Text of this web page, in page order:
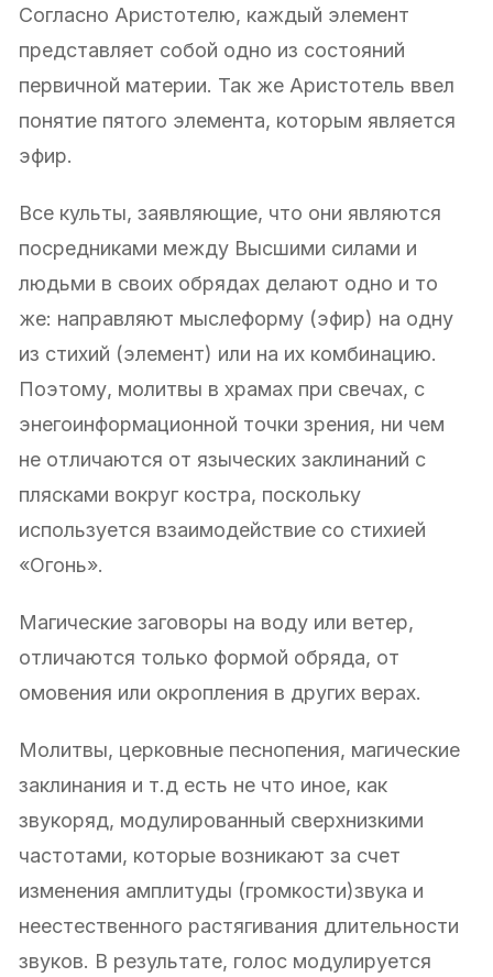
Согласно Аристотелю, каждый элемент
представляет собой одно из состояний
первичной материи. Так же Аристотель ввел
понятие пятого элемента, которым является
эфир.
Все культы, заявляющие, что они являются
посредниками между Высшими силами и
людьми в своих обрядах делают одно и то
же: направляют мыслеформу (эфир) на одну
из стихий (элемент) или на их комбинацию.
Поэтому, молитвы в храмах при свечах, с
энегоинформационной точки зрения, ни чем
не отличаются от языческих заклинаний с
плясками вокруг костра, поскольку
используется взаимодействие со стихией
«Огонь».
Магические заговоры на воду или ветер,
отличаются только формой обряда, от
омовения или окропления в других верах.
Молитвы, церковные песнопения, магические
заклинания и т.д есть не что иное, как
звукоряд, модулированный сверхнизкими
частотами, которые возникают за счет
изменения амплитуды (громкости)звука и
неестественного растягивания длительности
звуков. В результате, голос модулируется